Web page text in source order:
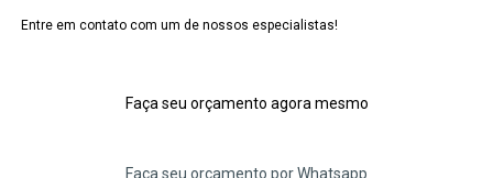
Entre em contato com um de nossos especialistas!
Faça seu orçamento agora mesmo
Faça seu orçamento por Whatsapp